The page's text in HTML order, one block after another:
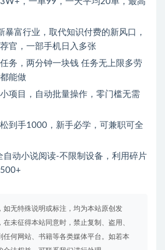
暴富行业，取代知识付费的新风口，
官，一部手机日入多张
务，两分钟一块钱 任务无上限多劳
能做
项目，自动批量操作，零门槛无需
到手1000，新手必学，可兼职可全
自动小说阅读-不限制设备，利用碎片
如无特殊说明或标注，均为本站原创发
未征得本站同意时，禁止复制、盗用、
任何网站、书籍等各类媒体平台。如若本